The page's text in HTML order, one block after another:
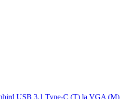
USB 3.1 Type-C (T) la VGA (M)